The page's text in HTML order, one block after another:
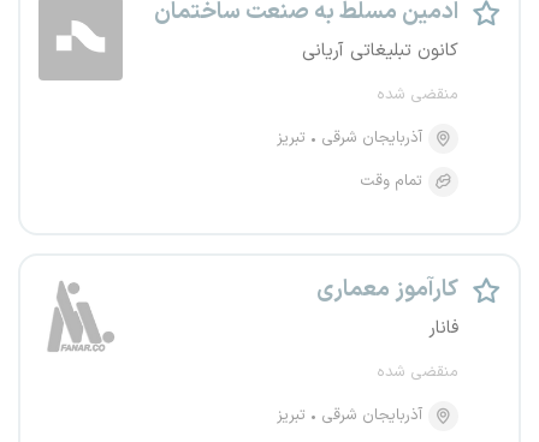
ادمین مسلط به صنعت ساختمان
کانون تبلیغاتی آریانی
منقضی شده
آذربایجان شرقی
تبریز
تمام وقت
کارآموز معماری
فانار
منقضی شده
آذربایجان شرقی
تبریز